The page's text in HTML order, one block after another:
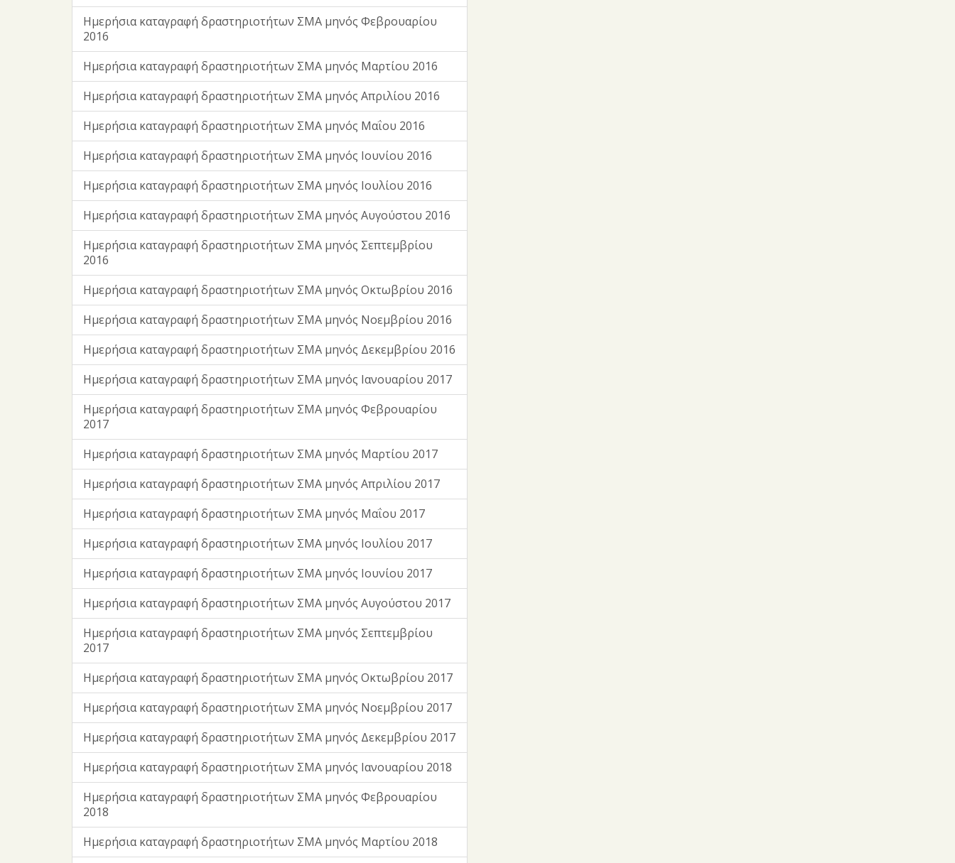
Ημερήσια καταγραφή δραστηριοτήτων ΣΜΑ μηνός Φεβρουαρίου
2016
Ημερήσια καταγραφή δραστηριοτήτων ΣΜΑ μηνός Μαρτίου 2016
Ημερήσια καταγραφή δραστηριοτήτων ΣΜΑ μηνός Απριλίου 2016
Ημερήσια καταγραφή δραστηριοτήτων ΣΜΑ μηνός Μαΐου 2016
Ημερήσια καταγραφή δραστηριοτήτων ΣΜΑ μηνός Ιουνίου 2016
Ημερήσια καταγραφή δραστηριοτήτων ΣΜΑ μηνός Ιουλίου 2016
Ημερήσια καταγραφή δραστηριοτήτων ΣΜΑ μηνός Αυγούστου 2016
Ημερήσια καταγραφή δραστηριοτήτων ΣΜΑ μηνός Σεπτεμβρίου
2016
Ημερήσια καταγραφή δραστηριοτήτων ΣΜΑ μηνός Οκτωβρίου 2016
Ημερήσια καταγραφή δραστηριοτήτων ΣΜΑ μηνός Νοεμβρίου 2016
Ημερήσια καταγραφή δραστηριοτήτων ΣΜΑ μηνός Δεκεμβρίου 2016
Ημερήσια καταγραφή δραστηριοτήτων ΣΜΑ μηνός Ιανουαρίου 2017
Ημερήσια καταγραφή δραστηριοτήτων ΣΜΑ μηνός Φεβρουαρίου
2017
Ημερήσια καταγραφή δραστηριοτήτων ΣΜΑ μηνός Μαρτίου 2017
Ημερήσια καταγραφή δραστηριοτήτων ΣΜΑ μηνός Απριλίου 2017
Ημερήσια καταγραφή δραστηριοτήτων ΣΜΑ μηνός Μαΐου 2017
Ημερήσια καταγραφή δραστηριοτήτων ΣΜΑ μηνός Ιουλίου 2017
Ημερήσια καταγραφή δραστηριοτήτων ΣΜΑ μηνός Ιουνίου 2017
Ημερήσια καταγραφή δραστηριοτήτων ΣΜΑ μηνός Αυγούστου 2017
Ημερήσια καταγραφή δραστηριοτήτων ΣΜΑ μηνός Σεπτεμβρίου
2017
Ημερήσια καταγραφή δραστηριοτήτων ΣΜΑ μηνός Οκτωβρίου 2017
Ημερήσια καταγραφή δραστηριοτήτων ΣΜΑ μηνός Νοεμβρίου 2017
Ημερήσια καταγραφή δραστηριοτήτων ΣΜΑ μηνός Δεκεμβρίου 2017
Ημερήσια καταγραφή δραστηριοτήτων ΣΜΑ μηνός Ιανουαρίου 2018
Ημερήσια καταγραφή δραστηριοτήτων ΣΜΑ μηνός Φεβρουαρίου
2018
Ημερήσια καταγραφή δραστηριοτήτων ΣΜΑ μηνός Μαρτίου 2018